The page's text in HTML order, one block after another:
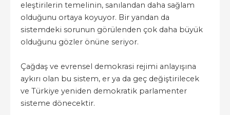
eleştirilerin temelinin, sanılandan daha sağlam
olduğunu ortaya koyuyor. Bir yandan da
sistemdeki sorunun görülenden çok daha büyük
olduğunu gözler önüne seriyor.
Çağdaş ve evrensel demokrasi rejimi anlayışına
aykırı olan bu sistem, er ya da geç değiştirilecek
ve Türkiye yeniden demokratik parlamenter
sisteme dönecektir.